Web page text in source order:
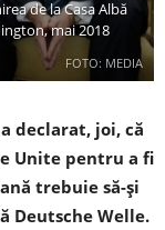
FOTO: MEDIA
de la Casa Albă
mai 2018
declarat, joi, că
Unite pentru a fi
trebuie să-şi
Deutsche Welle.